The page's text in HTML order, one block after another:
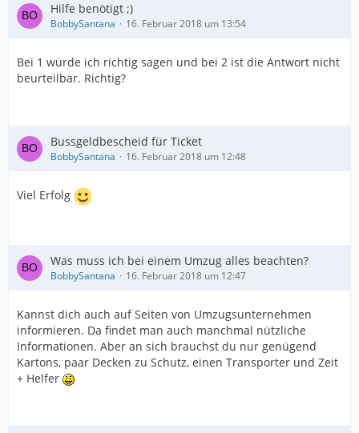
Hilfe benötigt ;)
BobbySantana 16. Februar 2018 um 13:54
Bei 1 würde ich richtig sagen und bei 2 ist die Antwort nicht
beurteilbar. Richtig?
Bussgeldbescheid für Ticket
BobbySantana 16. Februar 2018 um 12:48
Viel Erfolg
Was muss ich bei einem Umzug alles beachten?
BobbySantana 16. Februar 2018 um 12:47
Kannst dich auch auf Seiten von Umzugsunternehmen
informieren. Da findet man auch manchmal nützliche
Informationen. Aber an sich brauchst du nur genügend
Kartons, paar Decken zu Schutz, einen Transporter und Zeit
+ Helfer